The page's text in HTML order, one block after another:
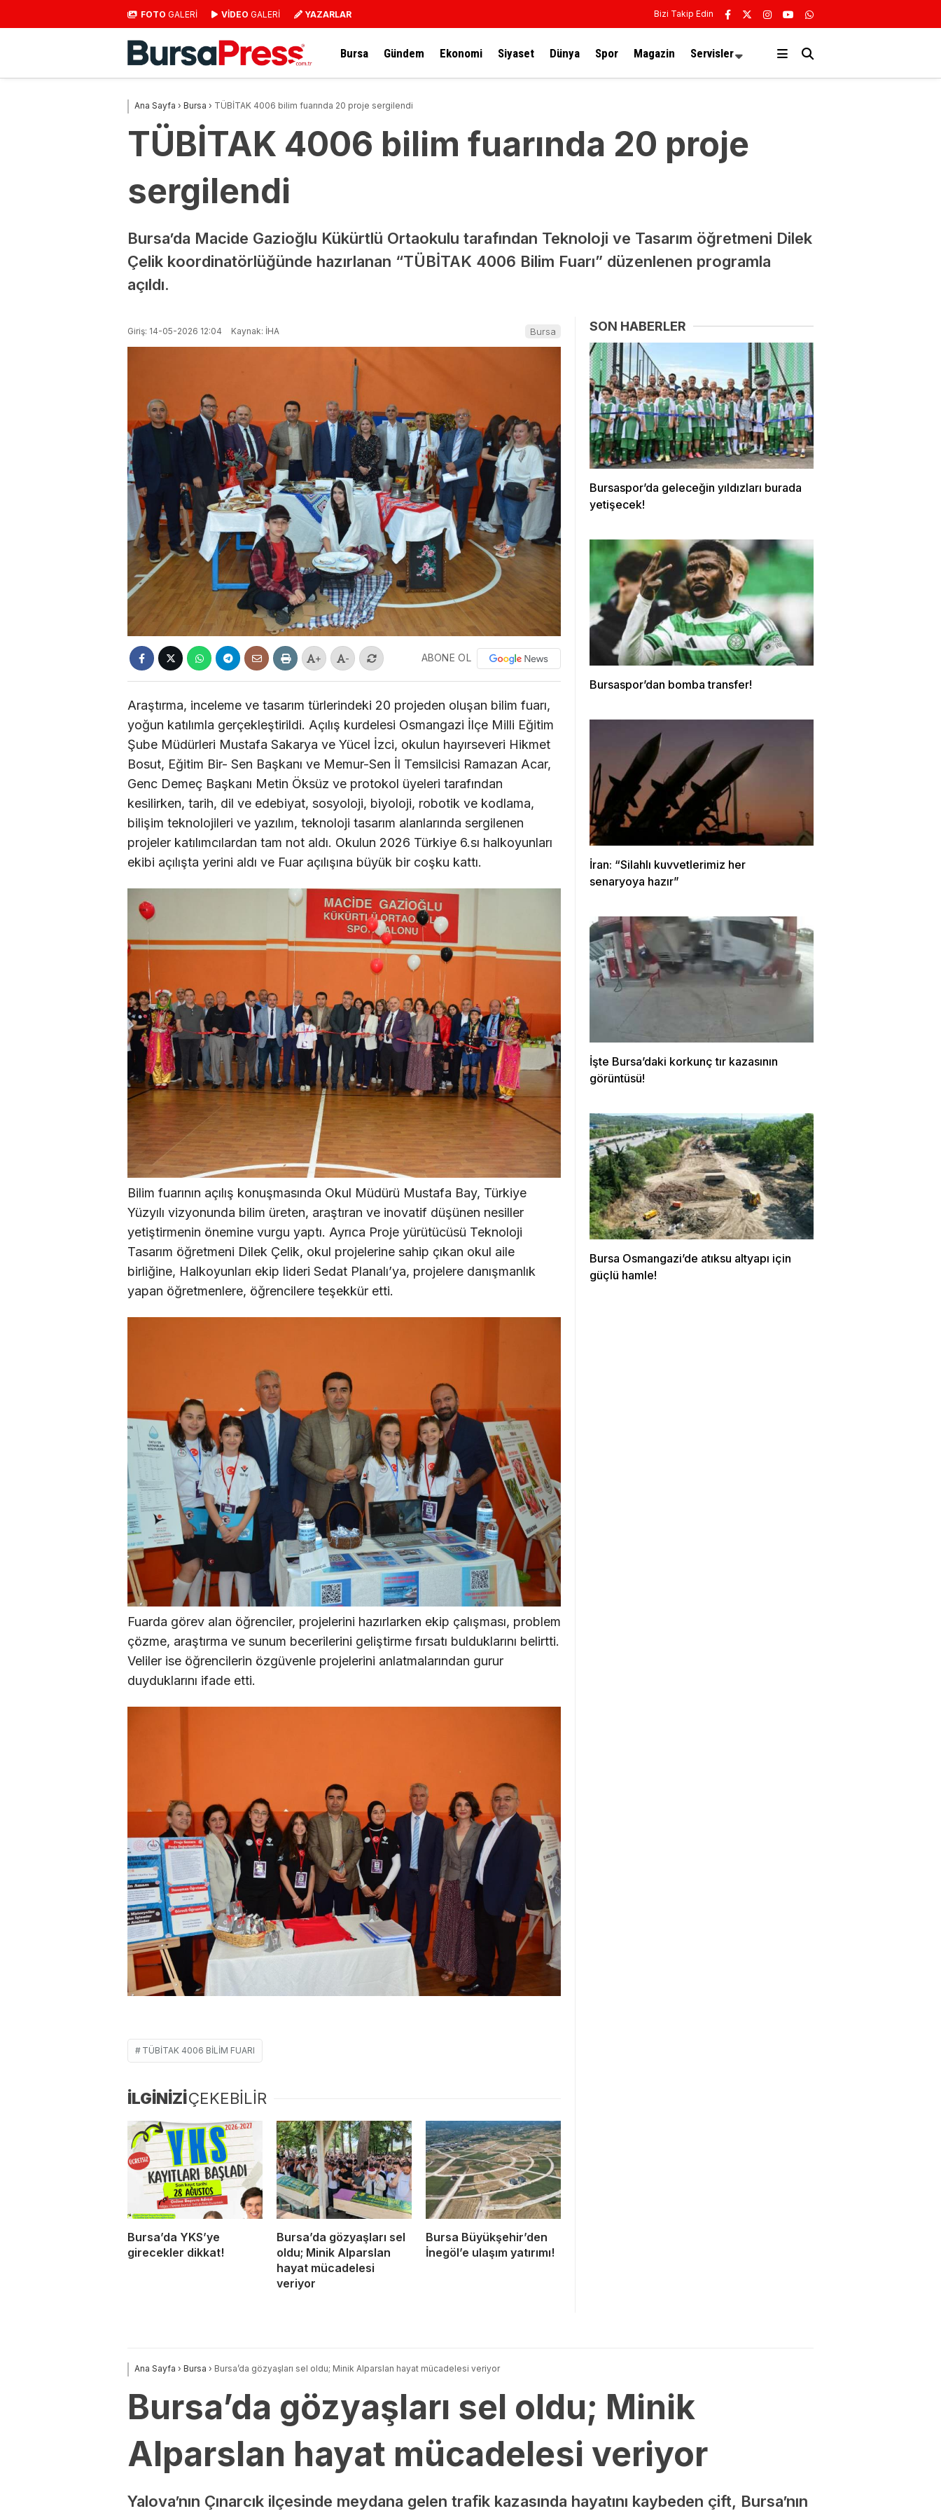
FOTO GALERİ VİDEO GALERİ YAZARLAR Bizi Takip Edin
Bursa Gündem Ekonomi Siyaset Dünya Spor Magazin Servisler
Ana Sayfa › Bursa › TÜBİTAK 4006 bilim fuarında 20 proje sergilendi
TÜBİTAK 4006 bilim fuarında 20 proje
sergilendi
Bursa’da Macide Gazioğlu Kükürtlü Ortaokulu tarafından Teknoloji ve Tasarım öğretmeni Dilek
Çelik koordinatörlüğünde hazırlanan “TÜBİTAK 4006 Bilim Fuarı” düzenlenen programla
açıldı.
Giriş: 14-05-2026 12:04 Kaynak: İHA Bursa
+ - ABONE OL
Araştırma, inceleme ve tasarım türlerindeki 20 projeden oluşan bilim fuarı,
yoğun katılımla gerçekleştirildi. Açılış kurdelesi Osmangazi İlçe Milli Eğitim
Şube Müdürleri Mustafa Sakarya ve Yücel İzci, okulun hayırseveri Hikmet
Bosut, Eğitim Bir- Sen Başkanı ve Memur-Sen İl Temsilcisi Ramazan Acar,
Genc Demeç Başkanı Metin Öksüz ve protokol üyeleri tarafından
kesilirken, tarih, dil ve edebiyat, sosyoloji, biyoloji, robotik ve kodlama,
bilişim teknolojileri ve yazılım, teknoloji tasarım alanlarında sergilenen
projeler katılımcılardan tam not aldı. Okulun 2026 Türkiye 6.sı halkoyunları
ekibi açılışta yerini aldı ve Fuar açılışına büyük bir coşku kattı.
Bilim fuarının açılış konuşmasında Okul Müdürü Mustafa Bay, Türkiye
Yüzyılı vizyonunda bilim üreten, araştıran ve inovatif düşünen nesiller
yetiştirmenin önemine vurgu yaptı. Ayrıca Proje yürütücüsü Teknoloji
Tasarım öğretmeni Dilek Çelik, okul projelerine sahip çıkan okul aile
birliğine, Halkoyunları ekip lideri Sedat Planalı’ya, projelere danışmanlık
yapan öğretmenlere, öğrencilere teşekkür etti.
Fuarda görev alan öğrenciler, projelerini hazırlarken ekip çalışması, problem
çözme, araştırma ve sunum becerilerini geliştirme fırsatı bulduklarını belirtti.
Veliler ise öğrencilerin özgüvenle projelerini anlatmalarından gurur
duyduklarını ifade etti.
TÜBİTAK 4006 BILIM FUARI
İLGİNİZİÇEKEBİLİR
Bursa’da YKS’ye
girecekler dikkat!
Bursa’da gözyaşları sel
oldu; Minik Alparslan
hayat mücadelesi
veriyor
Bursa Büyükşehir’den
İnegöl’e ulaşım yatırımı!
SON HABERLER
Bursaspor’da geleceğin yıldızları burada
yetişecek!
Bursaspor’dan bomba transfer!
İran: “Silahlı kuvvetlerimiz her
senaryoya hazır”
İşte Bursa’daki korkunç tır kazasının
görüntüsü!
Bursa Osmangazi’de atıksu altyapı için
güçlü hamle!
Ana Sayfa › Bursa › Bursa’da gözyaşları sel oldu; Minik Alparslan hayat mücadelesi veriyor
Bursa’da gözyaşları sel oldu; Minik
Alparslan hayat mücadelesi veriyor
Yalova’nın Çınarcık ilçesinde meydana gelen trafik kazasında hayatını kaybeden çift, Bursa’nın